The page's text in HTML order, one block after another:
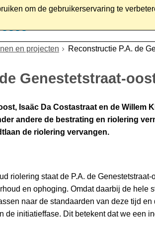
om de gebruikerservaring te
en projecten Reconstructie P.A. de
Genestetstraat-
Isaäc Da Costastraat en de Willem
andere de bestrating en riolering
de riolering vervangen.
riolering staat de P.A. de
en ophoging. Omdat daarbij de hele
naar de standaarden van deze tijd
de initiatieffase. Dit betekent dat we een